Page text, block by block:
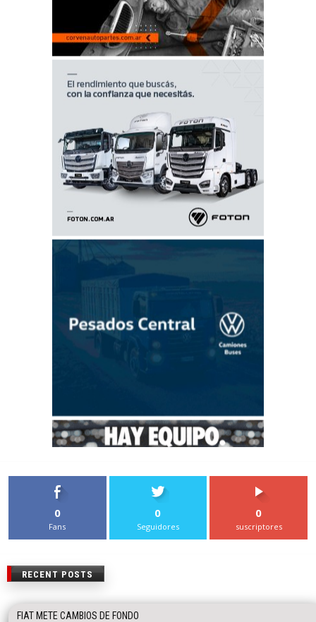
0
Fans
0
Seguidores
0
suscriptores
RECENT POSTS
FIAT METE CAMBIOS DE FONDO